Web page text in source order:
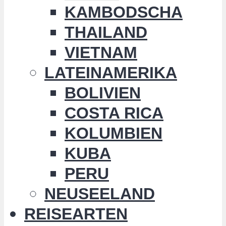
KAMBODSCHA
THAILAND
VIETNAM
LATEINAMERIKA
BOLIVIEN
COSTA RICA
KOLUMBIEN
KUBA
PERU
NEUSEELAND
REISEARTEN